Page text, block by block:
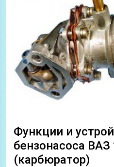
Функции и
бензонасоса ВАЗ
(карбюратор)